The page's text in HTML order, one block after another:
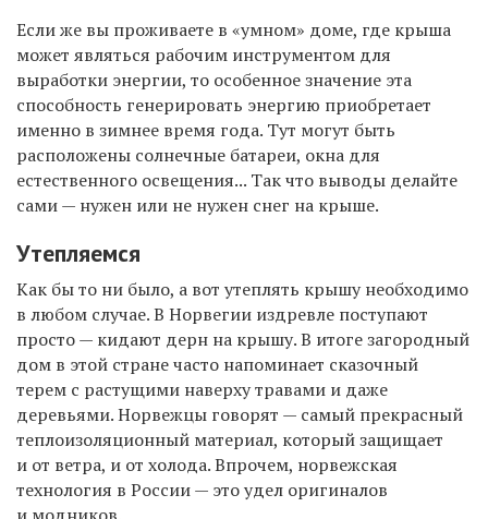
Если же вы проживаете в «умном» доме, где крыша
может являться рабочим инструментом для
выработки энергии, то особенное значение эта
способность генерировать энергию приобретает
именно в зимнее время года. Тут могут быть
расположены солнечные батареи, окна для
естественного освещения... Так что выводы делайте
сами — нужен или не нужен снег на крыше.
Утепляемся
Как бы то ни было, а вот утеплять крышу необходимо
в любом случае. В Норвегии издревле поступают
просто — кидают дерн на крышу. В итоге загородный
дом в этой стране часто напоминает сказочный
терем с растущими наверху травами и даже
деревьями. Норвежцы говорят — самый прекрасный
теплоизоляционный материал, который защищает
и от ветра, и от холода. Впрочем, норвежская
технология в России — это удел оригиналов
и модников.